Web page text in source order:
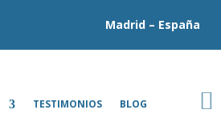
Madrid – España
TESTIMONIOS BLOG